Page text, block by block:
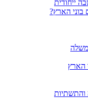
ייחודית
הארץ?
הארץ
והתשתיות